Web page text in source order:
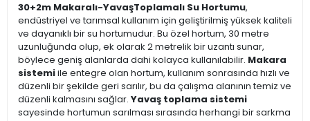
30+2m Makaralı-YavaşToplamalı Su Hortumu,
endüstriyel ve tarımsal kullanım için geliştirilmiş yüksek kaliteli
ve dayanıklı bir su hortumudur. Bu özel hortum, 30 metre
uzunluğunda olup, ek olarak 2 metrelik bir uzantı sunar,
böylece geniş alanlarda dahi kolayca kullanılabilir. Makara
sistemiile entegre olan hortum, kullanım sonrasında hızlı ve
düzenli bir şekilde geri sarılır, bu da çalışma alanının temiz ve
düzenli kalmasını sağlar. Yavaş toplama sistemi
sayesinde hortumun sarılması sırasında herhangi bir sarkma